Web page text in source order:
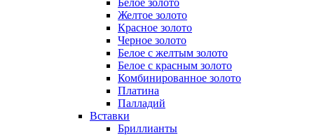
Белое золото
Желтое золото
Красное золото
Черное золото
Белое с желтым золото
Белое с красным золото
Комбинированное золото
Платина
Палладий
Вставки
Бриллианты